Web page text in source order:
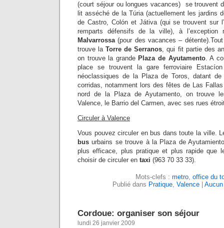
(court séjour ou longues vacances) se trouvent
lit asséché de la Túria (actuellement les jardins
de Castro, Colón et Játiva (qui se trouvent sur
remparts défensifs de la ville), à l’exception
Malvarrossa(pour des vacances –
trouve laTorre de Serranos, qui fit partie des
on trouve la grande Plaza de Ayutamento. A
place se trouvent la gare ferroviaire
néoclassiques de la Plaza de Toros, datant
corridas, notamment lors des fêtes de Las
nord de la Plaza de Ayutamento, on trouve
Valence, le Barrio del Carmen, avec ses rues
Circuler à Valence
Vous pouvez circuler en bus dans toute la ville.
bus urbains se trouve à la Plaza de
plus efficace, plus pratique et plus rapide que
choisir de circuler en taxi (963 70 33 33).
Mots-clefs : metro, office du
Publié dans Pratique, Valence|
Cordoue: organiser son séjour
lundi 26 janvier 2009